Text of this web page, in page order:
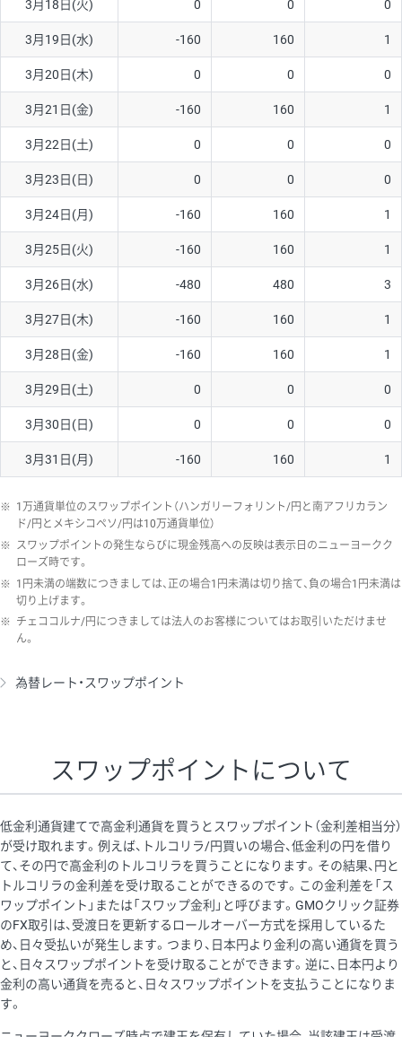
3月18日(火) 0 0 0
3月19日(水) -160 160 1
3月20日(木) 0 0 0
3月21日(金) -160 160 1
3月22日(土) 0 0 0
3月23日(日) 0 0 0
3月24日(月) -160 160 1
3月25日(火) -160 160 1
3月26日(水) -480 480 3
3月27日(木) -160 160 1
3月28日(金) -160 160 1
3月29日(土) 0 0 0
3月30日(日) 0 0 0
3月31日(月) -160 160 1
※ 1万通貨単位のスワップポイント（ハンガリーフォリント/円と南アフリカラン
ド/円とメキシコペソ/円は10万通貨単位）
※ スワップポイントの発生ならびに現金残高への反映は表示日のニューヨークク
ローズ時です。
※ 1円未満の端数につきましては、正の場合1円未満は切り捨て、負の場合1円未満は
切り上げます。
※ チェココルナ/円につきましては法人のお客様についてはお取引いただけませ
ん。
為替レート・スワップポイント
スワップポイントについて
低金利通貨建てで高金利通貨を買うとスワップポイント（金利差相当分）
が受け取れます。例えば、トルコリラ/円買いの場合、低金利の円を借り
て、その円で高金利のトルコリラを買うことになります。その結果、円と
トルコリラの金利差を受け取ることができるのです。この金利差を「ス
ワップポイント」または「スワップ金利」と呼びます。GMOクリック証券
のFX取引は、受渡日を更新するロールオーバー方式を採用しているた
め、日々受払いが発生します。つまり、日本円より金利の高い通貨を買う
と、日々スワップポイントを受け取ることができます。逆に、日本円より
金利の高い通貨を売ると、日々スワップポイントを支払うことになりま
す。